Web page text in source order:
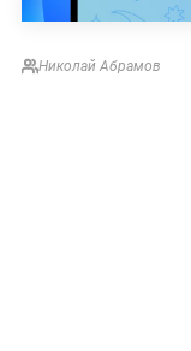
Николай Абрамов